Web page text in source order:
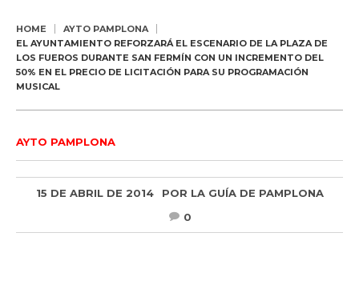
HOME
AYTO PAMPLONA
EL AYUNTAMIENTO REFORZARÁ EL ESCENARIO DE LA PLAZA DE
LOS FUEROS DURANTE SAN FERMÍN CON UN INCREMENTO DEL
50% EN EL PRECIO DE LICITACIÓN PARA SU PROGRAMACIÓN
MUSICAL
AYTO PAMPLONA
15 DE ABRIL DE 2014 POR LA GUÍA DE PAMPLONA
0